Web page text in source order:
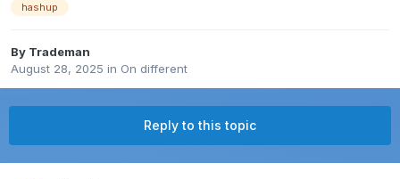
hashup
By Trademan
August 28, 2025 in On different
Reply to this topic